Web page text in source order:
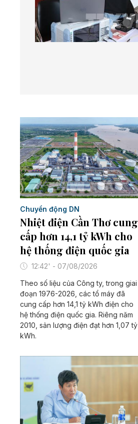
Chuyển động DN
Nhiệt điện Cần Thơ cung
cấp hơn 14,1 tỷ kWh cho
hệ thống điện quốc gia
12:42' - 07/08/2026
Theo số liệu của Công ty, trong giai
đoạn 1976-2026, các tổ máy đã
cung cấp hơn 14,1 tỷ kWh điện cho
hệ thống điện quốc gia. Riêng năm
2010, sản lượng điện đạt hơn 1,07 tỷ
kWh.